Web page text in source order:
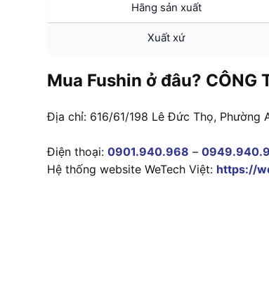
Hãng sản xuất
Xuất xứ
Mua Fushin ở đâu? CÔNG
Địa chỉ: 616/61/198 Lê Đức Thọ, Phường
Điện thoại: 0901.940.968 –
Hệ thống website WeTech Việt: https://